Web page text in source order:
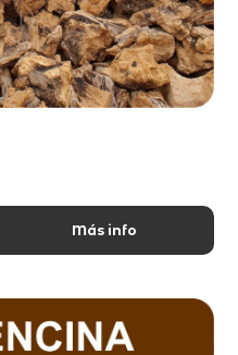
Más info